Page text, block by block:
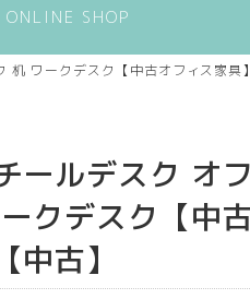
ONLINE SHOP
机 ワークデスク【中古オフィス家具
ールデスク オ
クデスク【中
中古】